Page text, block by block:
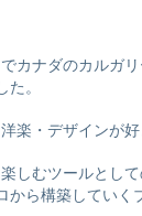
カナダのカルガ
。
楽・デザインが
楽しむツールとし
から構築していく